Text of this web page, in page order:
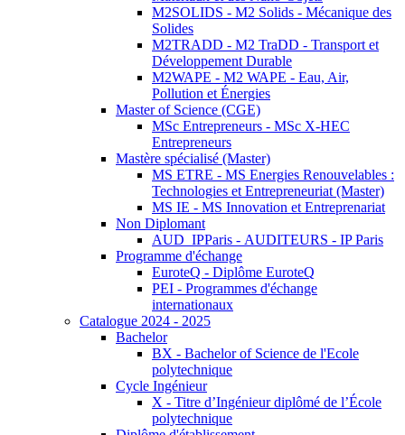
M2SOLIDS - M2 Solids - Mécanique des
Solides
M2TRADD - M2 TraDD - Transport et
Développement Durable
M2WAPE - M2 WAPE - Eau, Air,
Pollution et Énergies
Master of Science (CGE)
MSc Entrepreneurs - MSc X-HEC
Entrepreneurs
Mastère spécialisé (Master)
MS ETRE - MS Energies Renouvelables :
Technologies et Entrepreneuriat (Master)
MS IE - MS Innovation et Entreprenariat
Non Diplomant
AUD_IPParis - AUDITEURS - IP Paris
Programme d'échange
EuroteQ - Diplôme EuroteQ
PEI - Programmes d'échange
internationaux
Catalogue 2024 - 2025
Bachelor
BX - Bachelor of Science de l'Ecole
polytechnique
Cycle Ingénieur
X - Titre d’Ingénieur diplômé de l’École
polytechnique